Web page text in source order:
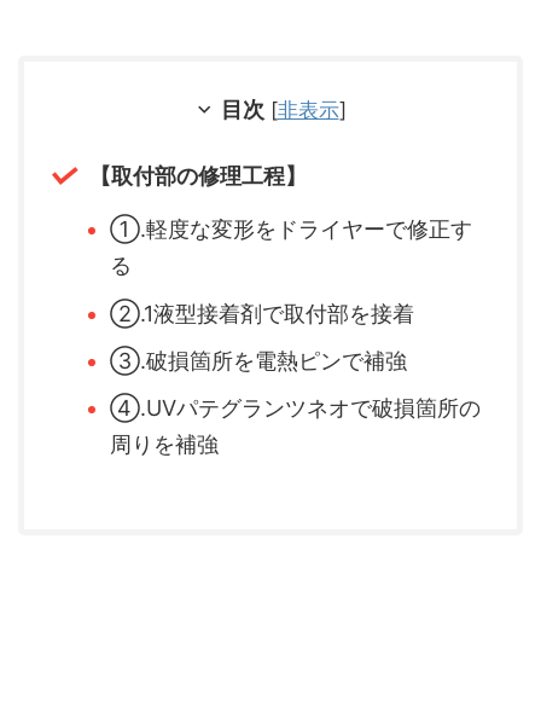
目次 [非表示]
【取付部の修理工程】
①.軽度な変形をドライヤーで修正す
る
②.1液型接着剤で取付部を接着
③.破損箇所を電熱ピンで補強
④.UVパテグランツネオで破損箇所の
周りを補強